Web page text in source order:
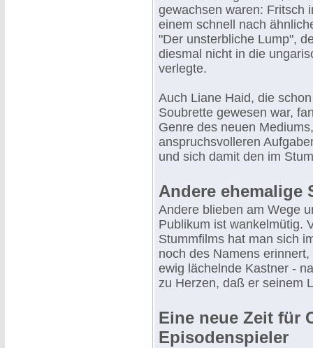
gewachsen waren: Fritsch
einem schnell nach
"Der unsterbliche Lump",
diesmal nicht in die
verlegte.
Auch Liane Haid, die
Soubrette gewesen war,
Genre des neuen
anspruchsvolleren
und sich damit den im
Andere ehemalige
Andere blieben am Wege
Publikum ist wankelmütig.
Stummfilms hat man sich
noch des Namens
ewig lächelnde Kastner -
zu Herzen, daß er seinem
Eine neue Zeit für
Episodenspieler